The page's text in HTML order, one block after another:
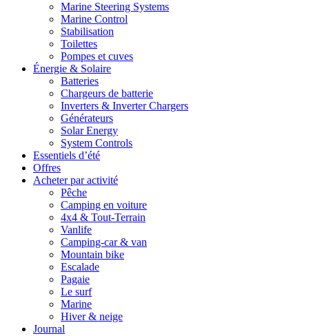
Marine Steering Systems
Marine Control
Stabilisation
Toilettes
Pompes et cuves
Énergie & Solaire
Batteries
Chargeurs de batterie
Inverters & Inverter Chargers
Générateurs
Solar Energy
System Controls
Essentiels d’été
Offres
Acheter par activité
Pêche
Camping en voiture
4x4 & Tout-Terrain
Vanlife
Camping-car & van
Mountain bike
Escalade
Pagaie
Le surf
Marine
Hiver & neige
Journal